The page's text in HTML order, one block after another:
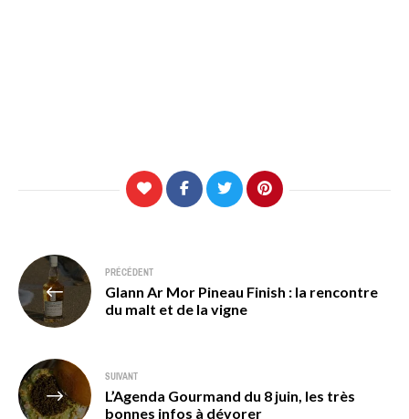
Navigation
de
l’article
PRÉCÉDENT
Glann Ar Mor Pineau Finish : la rencontre
du malt et de la vigne
SUIVANT
L’Agenda Gourmand du 8 juin, les très
bonnes infos à dévorer